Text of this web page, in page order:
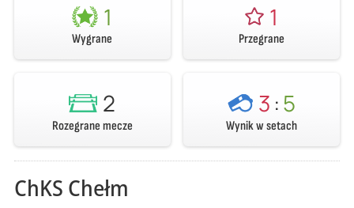
1
Wygrane
1
Przegrane
2
Rozegrane mecze
3 :5
Wynik w setach
ChKS Chełm